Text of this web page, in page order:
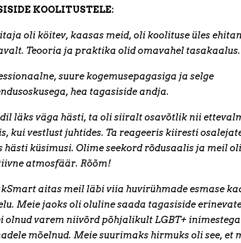
KOOLITUSTELE:
oli köitev, kaasas meid, oli koolituse üles
Teooria ja praktika olid omavahel tasakaalus.
suure kogemusepagasiga ja selge
hea tagasiside andja.
läks väga hästi, ta oli siiralt osavõtlik nii
kui vestlust juhtides. Ta reageeris kiiresti
hästi küsimusi. Olime seekord rõdusaalis ja meil
atmosfäär. Rõõm!
aitas meil läbi viia huvirühmade esmase
Meie jaoks oli oluline saada tagasiside
olnud varem niivõrd põhjalikult LGBT+
mõelnud. Meie suurimaks hirmuks oli see, et